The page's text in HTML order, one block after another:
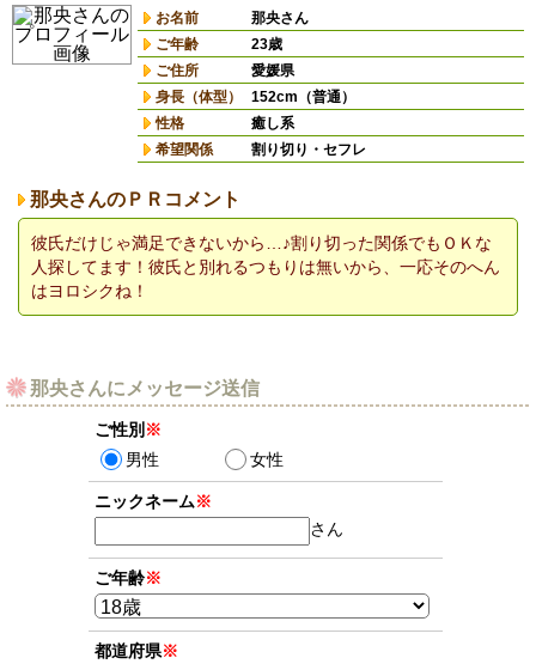
お名前
那央さん
ご年齢
23歳
ご住所
愛媛県
身長（体型）
152cm（普通）
性格
癒し系
希望関係
割り切り・セフレ
那央さんのＰＲコメント
彼氏だけじゃ満足できないから…♪割り切った関係でもＯＫな
人探してます！彼氏と別れるつもりは無いから、一応そのへん
はヨロシクね！
那央さんにメッセージ送信